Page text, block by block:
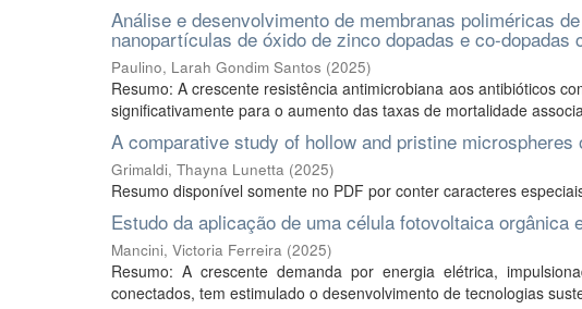
Análise e desenvolvimento de membranas poliméricas
nanopartículas de óxido de zinco dopadas e co-dopadas
Paulino, Larah Gondim Santos (2025)
Resumo: A crescente resistência antimicrobiana aos antibióticos
significativamente para o aumento das taxas de mortalidade
A comparative study of hollow and pristine
Grimaldi, Thayna Lunetta (2025)
Resumo disponível somente no PDF por conter caracteres
Estudo da aplicação de uma célula fotovoltaica
Mancini, Victoria Ferreira (2025)
Resumo: A crescente demanda por energia elétrica,
conectados, tem estimulado o desenvolvimento de tecnologias